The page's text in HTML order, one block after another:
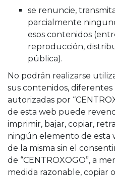
se renuncie,
parcialmente
esos contenidos
reproducción,
pública).
No podrán realizarse
sus contenidos,
autorizadas por
de esta web puede
imprimir, bajar, copiar,
ningún elemento de esta
de la misma sin el
de “CENTROXOGO”, a
medida razonable, copiar